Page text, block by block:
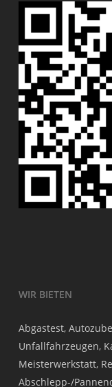
WIR BIETEN
Abgastest,
Unfallfahrzeugen,
Meisterwerkstatt,
Abschlepp-/